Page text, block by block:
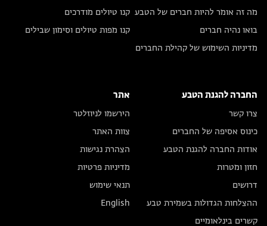
מה זה אומר להיות חברים של הטבע
בואו נהיה חברים
מדיניות השימוש של קהילת החברים
קנו טיולים מודרכים
קנו מפות טיולים וסימון שבילים
החברה להגנת הטבע
צרו קשר
כינוס אסיפה של החברים
אודות החברה להגנת הטבע
חזון ומטרות
דרושים
ההצלחות הגדולות בשמירת טבע
קשרים בינלאומיים
אתר
הירשמו לניוזלטר
צוות האתר
הצהרת נגישות
מדיניות פרטיות
תנאי שימוש
English